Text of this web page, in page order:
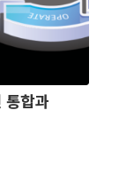
통합과